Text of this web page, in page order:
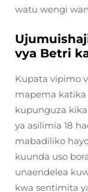
watu wengi
vya Betri
Kupata vipimo
mapema
kupunguza
ya asilimia 18
mabadiliko
kuunda uso
unaendelea
kwa sentimita